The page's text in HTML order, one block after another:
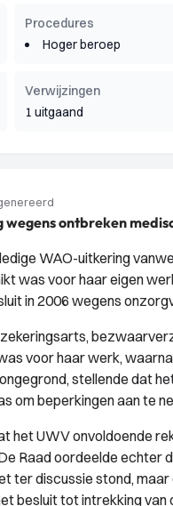
Procedures
Hoger beroep
Verwijzingen
1 uitgaand
ontbreken
WAO-uitkering
was voor haar eigen
in 2006 wegens
voor haar werk,
stellende dat
om beperkingen aan te
het UWV onvoldoende
Raad oordeelde echter
ter discussie stond,
besluit tot intrekking